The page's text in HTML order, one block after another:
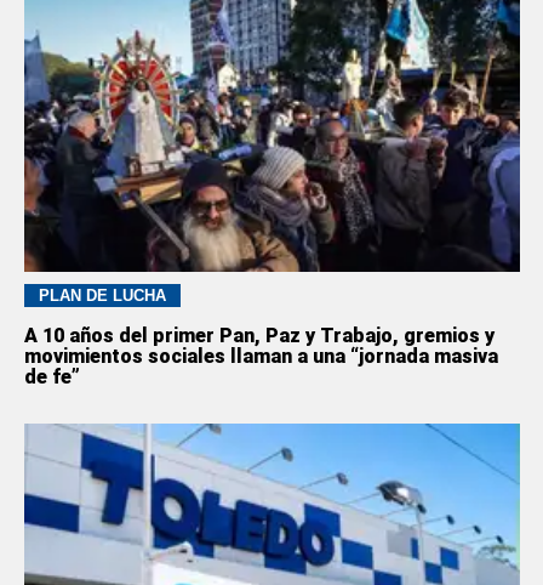
PLAN DE LUCHA
A 10 años del primer Pan, Paz y Trabajo, gremios y
movimientos sociales llaman a una “jornada masiva
de fe”